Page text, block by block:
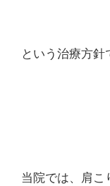
という治療方針
当院では、肩こ